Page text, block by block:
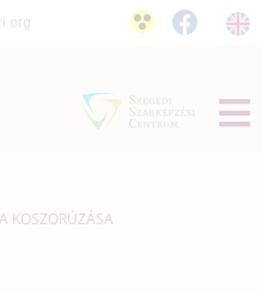
KOSZORÚZÁSA